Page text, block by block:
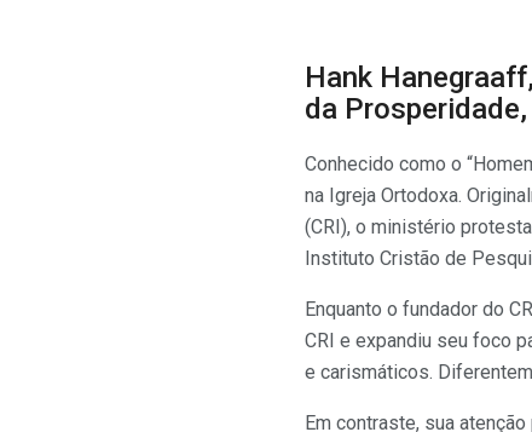
Hank
da
Conhecido como o
na Igreja Ortodoxa.
(CRI), o ministério
Instituto Cristão de
Enquanto o fundador do
CRI e expandiu seu foco
e carismáticos.
Em contraste, sua